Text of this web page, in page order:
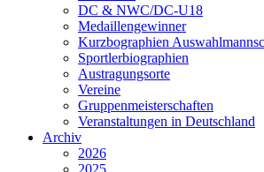
DC & NWC/DC-U18
Medaillengewinner
Kurzbographien
Sportlerbiographien
Austragungsorte
Vereine
Gruppenmeisterschaften
Veranstaltungen in Deutschland
Archiv
2026
2025